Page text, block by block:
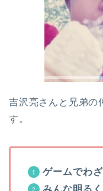
吉沢亮さんと兄弟の
す。
ゲームでわ